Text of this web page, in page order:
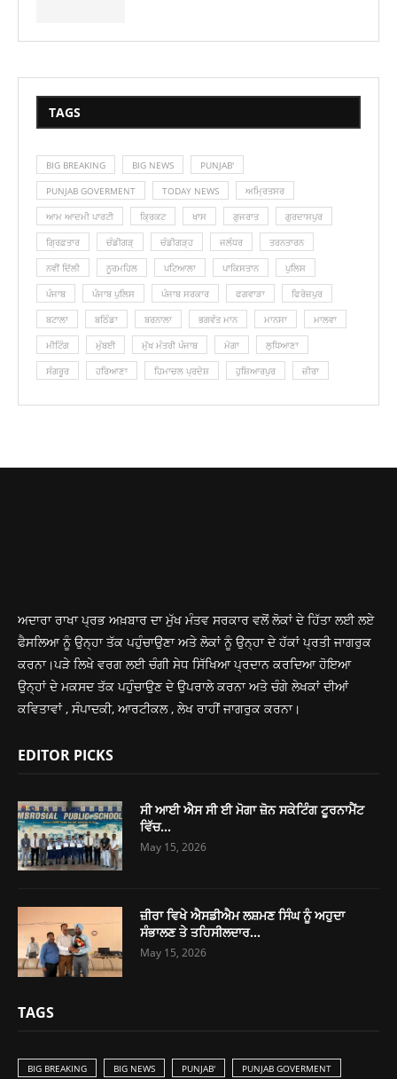
TAGS
BIG BREAKING BIG NEWS PUNJAB'
PUNJAB GOVERMENT TODAY NEWS ਅਮ੍ਰਿਤਸਰ
ਆਮ ਆਦਮੀ ਪਾਰਟੀ ਕ੍ਰਿਕਟ ਖਾਸ ਗੁਜਰਾਤ ਗੁਰਦਾਸਪੁਰ
ਗ੍ਰਿਫ਼ਤਾਰ ਚੰਡੀਗੜ੍ ਚੰਡੀਗੜ੍ਹ ਜਲੰਧਰ ਤਰਨਤਾਰਨ
ਨਵੀਂ ਦਿੱਲੀ ਨੂਰਮਹਿਲ ਪਟਿਆਲਾ ਪਾਕਿਸਤਾਨ ਪੁਲਿਸ
ਪੰਜਾਬ ਪੰਜਾਬ ਪੁਲਿਸ ਪੰਜਾਬ ਸਰਕਾਰ ਫਗਵਾੜਾ ਫਿਰੋਜ਼ਪੁਰ
ਬਟਾਲਾ ਬਠਿੰਡਾ ਬਰਨਾਲਾ ਭਗਵੰਤ ਮਾਨ ਮਾਨਸਾ ਮਾਲਵਾ
ਮੀਟਿੰਗ ਮੁੰਬਈ ਮੁੱਖ ਮੰਤਰੀ ਪੰਜਾਬ ਮੋਗਾ ਲੁ‎ਧਿਆਣਾ
ਸੰਗਰੂਰ ਹਰਿਆਣਾ ਹਿਮਾਚਲ ਪ੍ਰਦੇਸ਼ ਹੁਸ਼ਿਆਰਪੁਰ ਜ਼ੀਰਾ
ਅਦਾਰਾ ਰਾਖਾ ਪ੍ਰਭ ਅਖ਼ਬਾਰ ਦਾ ਮੁੱਖ ਮੰਤਵ ਸਰਕਾਰ ਵਲੋਂ ਲੋਕਾਂ ਦੇ ਹਿੱਤਾ ਲਈ ਲਏ
ਫੈਸਲਿਆ ਨੂੰ ਉਨ੍ਹਾ ਤੱਕ ਪਹੁੰਚਾਉਣਾ ਅਤੇ ਲੋਕਾਂ ਨੂੰ ਉਨ੍ਹਾ ਦੇ ਹੱਕਾਂ ਪ੍ਰਤੀ ਜਾਗਰੁਕ
ਕਰਨਾ।ਪੜੇ ਲਿਖੇ ਵਰਗ ਲਈ ਚੰਗੀ ਸੇਧ ਸਿੱਖਿਆ ਪ੍ਰਦਾਨ ਕਰਦਿਆ ਹੋਇਆ
ਉਨ੍ਹਾਂ ਦੇ ਮਕਸਦ ਤੱਕ ਪਹੁੰਚਾਉਣ ਦੇ ਉਪਰਾਲੇ ਕਰਨਾ ਅਤੇ ਚੰਗੇ ਲੇਖਕਾਂ ਦੀਆਂ
ਕਵਿਤਾਵਾਂ , ਸੰਪਾਦਕੀ, ਆਰਟੀਕਲ , ਲੇਖ ਰਾਹੀਂ ਜਾਗਰੁਕ ਕਰਨਾ।
EDITOR PICKS
ਸੀ ਆਈ ਐਸ ਸੀ ਈ ਮੋਗਾ ਜ਼ੋਨ ਸਕੇਟਿੰਗ ਟੂਰਨਾਮੈਂਟ
ਵਿੱਚ...
May 15, 2026
ਜ਼ੀਰਾ ਵਿਖੇ ਐਸਡੀਐਮ ਲਸ਼ਮਣ ਸਿੰਘ ਨੂੰ ਅਹੁਦਾ
ਸੰਭਾਲਣ ਤੇ ਤਹਿਸੀਲਦਾਰ...
May 15, 2026
TAGS
BIG BREAKING BIG NEWS PUNJAB' PUNJAB GOVERMENT